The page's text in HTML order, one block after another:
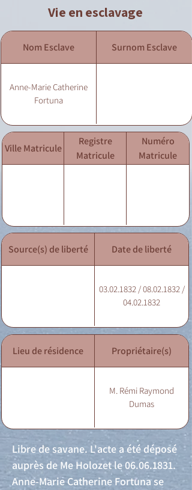
Vie en esclavage
Nom Esclave Surnom Esclave
Anne-Marie Catherine
Fortuna
Ville Matricule
Registre
Matricule
Numéro
Matricule
Source(s) de liberté Date de liberté
03.02.1832 / 08.02.1832 /
04.02.1832
Lieu de résidence Propriétaire(s)
M. Rémi Raymond
Dumas
Libre de savane. L'acte a été déposé
auprès de Me Holozet le06.06.1831.
Anne-Marie Catherine Fortuna se